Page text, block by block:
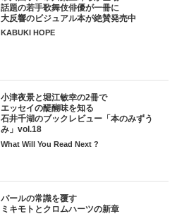
話題の若手歌舞伎俳優が一冊に
大反響のビジュアル本が絶賛発売中
KABUKI HOPE
小津夜景と堀江敏幸の2冊で
エッセイの醍醐味を知る
石井千湖のブックレビュー「本のみずう
み」vol.18
What Will You Read Next ?
パールの常識を覆す
ミキモトとクロムハーツの新章